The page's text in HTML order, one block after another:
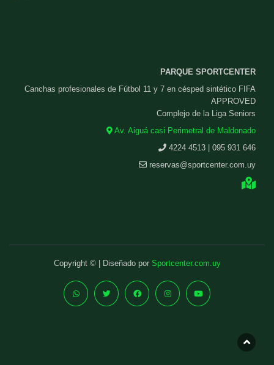
PARQUE SPORTCENTER
Canchas profesionales de Fútbol 11 y 7 en césped sintético FIFA
APPROVED
Complejo de la Liga Seniors
Av. Aiguá casi Perimetral de Maldonado
4224 4513 | 095 931 646
reservas@sportcenter.com.uy
Copyright © | Diseñado por Sportcenter.com.uy